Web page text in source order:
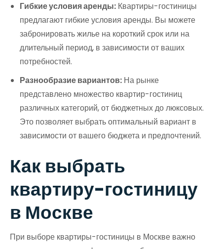
Гибкие условия аренды: Квартиры-гостиницы
предлагают гибкие условия аренды. Вы можете
забронировать жилье на короткий срок или на
длительный период, в зависимости от ваших
потребностей.
Разнообразие вариантов: На рынке
представлено множество квартир-гостиниц
различных категорий, от бюджетных до люксовых.
Это позволяет выбрать оптимальный вариант в
зависимости от вашего бюджета и предпочтений.
Как выбрать
квартиру-гостиницу
в Москве
При выборе квартиры-гостиницы в Москве важно